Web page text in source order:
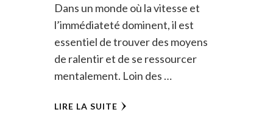
Dans un monde où la vitesse et
l’immédiateté dominent, il est
essentiel de trouver des moyens
de ralentir et de se ressourcer
mentalement. Loin des …
LIRE LA SUITE